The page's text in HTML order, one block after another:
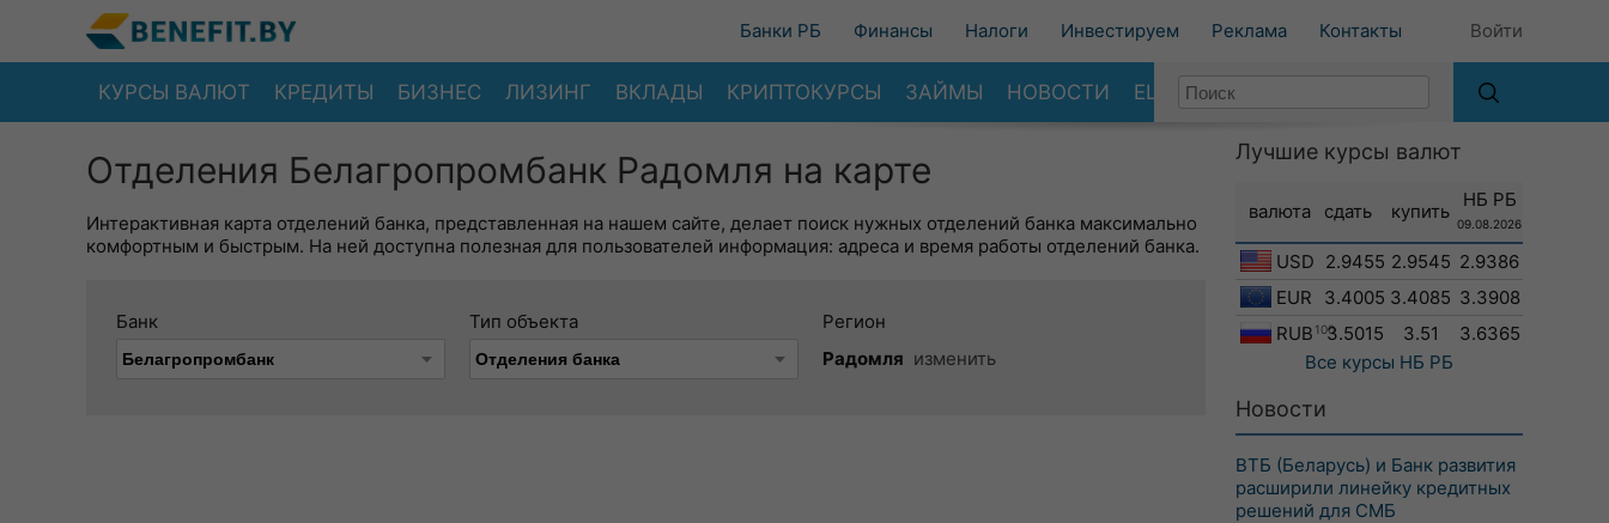
Банки РБ Финансы Налоги Инвестируем Реклама Контакты Войти
КУРСЫ ВАЛЮТ КРЕДИТЫ БИЗНЕС ЛИЗИНГ ВКЛАДЫ КРИПТОКУРСЫ ЗАЙМЫ НОВОСТИ ЕЩЕ
Отделения Белагропромбанк Радомля на карте
Интерактивная карта отделений банка, представленная на нашем сайте, делает поиск нужных отделений банка максимально
комфортным и быстрым. На ней доступна полезная для пользователей информация: адреса и время работы отделений банка.
Банк Тип объекта
Регион
Радомля изменить
Лучшие курсы валют
валюта сдать купить
НБ РБ
09.08.2026
USD 2.9455 2.9545 2.9386
EUR
3.4005 3.4085 3.3908
RUB 1003.5015 3.51
3.6365
Все курсы НБ РБ
Новости
ВТБ (Беларусь) и Банк развития
расширили линейку кредитных
решений для СМБ